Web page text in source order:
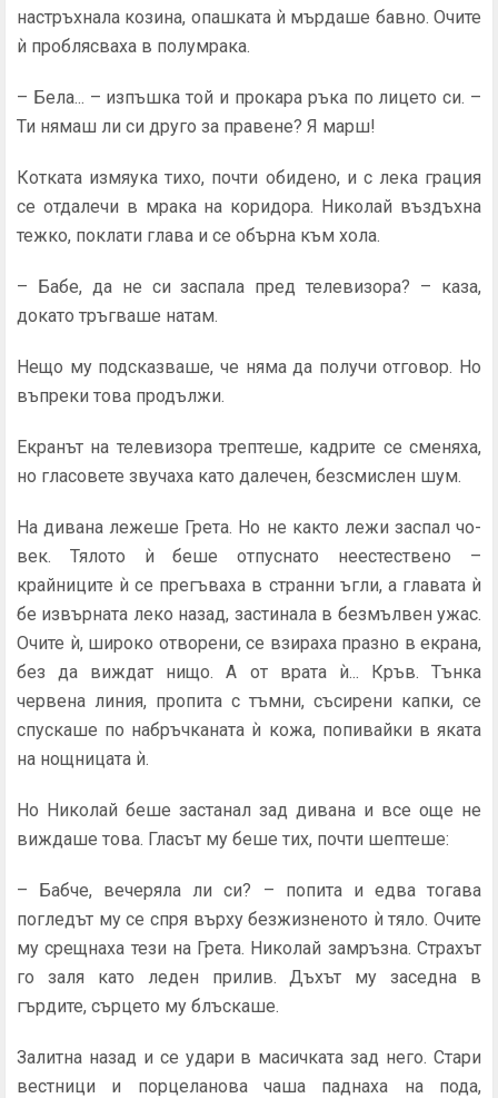
настръхнала козина, опашката ѝ мърда­ше бавно. Очите
ѝ проблясваха в полумрака.
– Бела... – изпъшка той и прокара ръка по лицето си. –
Ти нямаш ли си друго за правене? Я марш!
Котката измяука тихо, почти обидено, и с лека грация
се отдалечи в мрака на коридора. Николай въздъхна
тежко, по­клати глава и се обърна към хола.
– Бабе, да не си заспала пред телевизора? – каза,
докато тръгваше натам.
Нещо му подсказваше, че няма да получи отговор. Но
въпреки това продължи.
Екранът на телевизора трептеше, кадрите се сменяха,
но гласовете звучаха като далечен, безсмислен шум.
На дивана лежеше Грета. Но не както лежи заспал чо­
век. Тялото ѝ беше отпуснато неестествено –
крайниците ѝ се прегъваха в странни ъгли, а главата ѝ
бе извърната леко на­зад, застинала в безмълвен ужас.
Очите ѝ, широко отворени, се взираха празно в екрана,
без да виждат нищо. А от врата ѝ... Кръв. Тънка
червена линия, пропита с тъмни, съсирени кап­ки, се
спускаше по набръчканата ѝ кожа, попивайки в яката
на нощницата ѝ.
Но Николай беше застанал зад дивана и все още не
вижда­ше това. Гласът му беше тих, почти шептеше:
– Бабче, вечеряла ли си? – попита и едва тогава
погледът му се спря върху безжизненото ѝ тяло. Очите
му срещнаха тези на Грета. Николай замръзна. Страхът
го заля като леден при­лив. Дъхът му заседна в
гърдите, сърцето му блъскаше.
Залитна назад и се удари в масичката зад него. Стари
вест­ници и порцеланова чаша паднаха на пода,